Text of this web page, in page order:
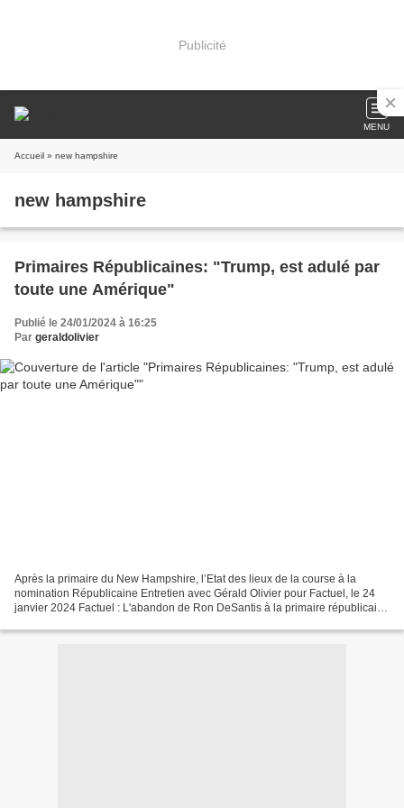
Publicité
MENU
Accueil » new hampshire
new hampshire
Primaires Républicaines: "Trump, est adulé par
toute une Amérique"
Publié le 24/01/2024 à 16:25
Par geraldolivier
Après la primaire du New Hampshire, l’Etat des lieux de la course à la
nomination Républicaine Entretien avec Gérald Olivier pour Factuel, le 24
janvier 2024 Factuel : L'abandon de Ron DeSantis à la primaire républicaine